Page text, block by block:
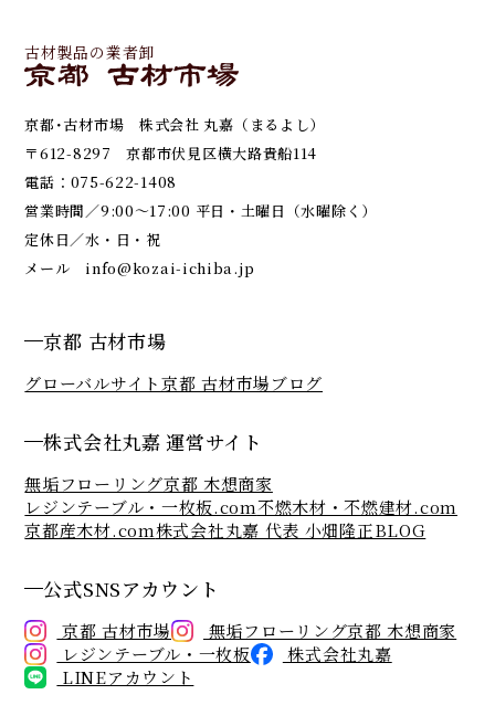
古材製品の業者卸
京都･古材市場 株式会社 丸嘉（まるよし）
〒612-8297 京都市伏見区横大路貴船114
電話： 075-622-1408
営業時間／9:00～17:00 平日・土曜日（水曜除く）
定休日／水・日・祝
メール info@kozai-ichiba.jp
京都 古材市場
グローバルサイト京都 古材市場ブログ
株式会社丸嘉 運営サイト
無垢フローリング京都 木想商家
レジンテーブル・一枚板.com不燃木材・不燃建材.com
京都産木材.com株式会社丸嘉 代表 小畑隆正BLOG
公式SNSアカウント
京都 古材市場
無垢フローリング京都 木想商家
レジンテーブル・一枚板
株式会社丸嘉
LINEアカウント